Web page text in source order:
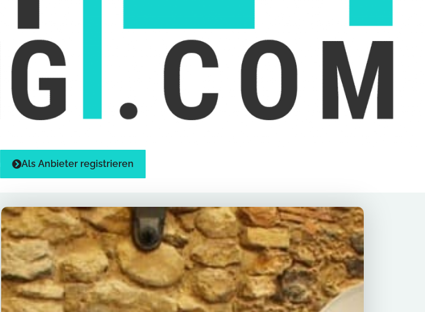
Als Anbieter registrieren